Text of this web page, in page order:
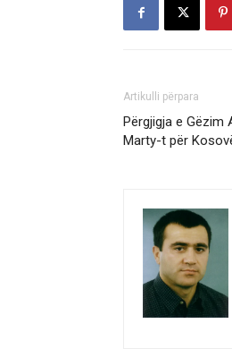
Artikulli përpara
Përgjigja e Gëzim
Marty-t për